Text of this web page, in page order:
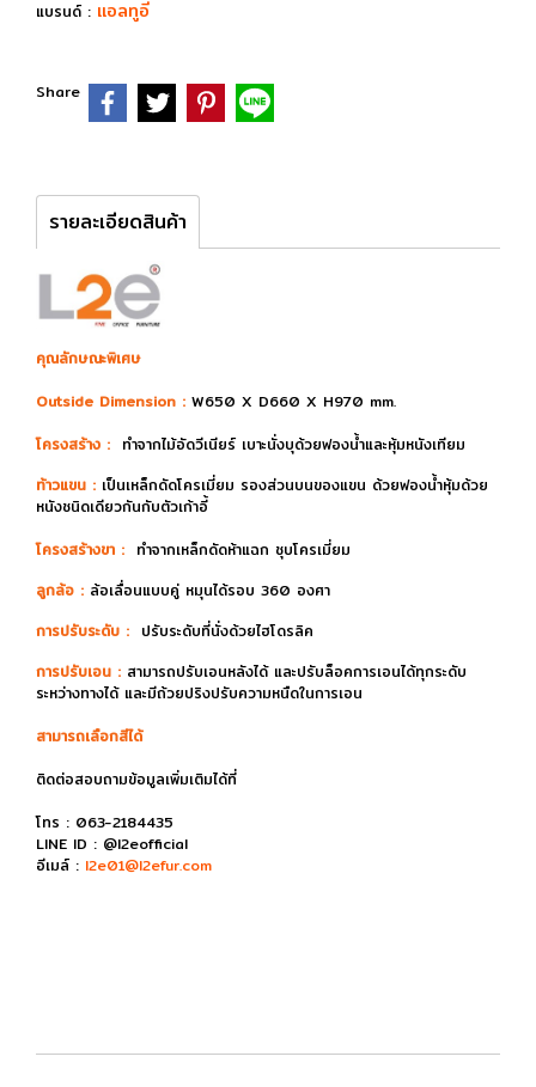
แบรนด์ : แอลทูอี
Share
รายละเอียดสินค้า
คุณลักษณะพิเศษ
Outside Dimension : W650 X D660 X H970 mm.
โครงสร้าง : ทำจากไม้อัดวีเนียร์ เบาะนั่งบุด้วยฟองน้ำและหุ้มหนังเทียม
ท้าวแขน : เป็นเหล็กดัดโครเมี่ยม รองส่วนบนของแขน ด้วยฟองน้ำหุ้มด้วย
หนังชนิดเดียวกันกับตัวเก้าอี้
โครงสร้างขา : ทำจากเหล็กดัดห้าแฉก ชุบโครเมี่ยม
ลูกล้อ : ล้อเลื่อนแบบคู่ หมุนได้รอบ 360 องศา
การปรับระดับ : ปรับระดับที่นั่งด้วยไฮโดรลิค
การปรับเอน : สามารถปรับเอนหลังได้ และปรับล็อคการเอนได้ทุกระดับ
ระหว่างทางได้ และมีถ้วยปริงปรับความหนืดในการเอน
สามารถเลือกสีได้
ติดต่อสอบถามข้อมูลเพิ่มเติมได้ที่
โทร : 063-2184435
LINE ID : @l2eofficial
อีเมล์ : l2e01@l2efur.com